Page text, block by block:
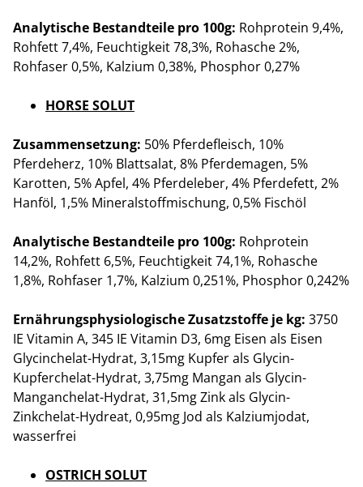
Analytische Bestandteile pro 100g: Rohprotein 9,4%,
Rohfett 7,4%, Feuchtigkeit 78,3%, Rohasche 2%,
Rohfaser 0,5%, Kalzium 0,38%, Phosphor 0,27%
HORSE SOLUT
Zusammensetzung: 50% Pferdefleisch, 10%
Pferdeherz, 10% Blattsalat, 8% Pferdemagen, 5%
Karotten, 5% Apfel, 4% Pferdeleber, 4% Pferdefett, 2%
Hanföl, 1,5% Mineralstoffmischung, 0,5% Fischöl
Analytische Bestandteile pro 100g: Rohprotein
14,2%, Rohfett 6,5%, Feuchtigkeit 74,1%, Rohasche
1,8%, Rohfaser 1,7%, Kalzium 0,251%, Phosphor 0,242%
Ernährungsphysiologische Zusatzstoffe je kg: 3750
IE Vitamin A, 345 IE Vitamin D3, 6mg Eisen als Eisen
Glycinchelat-Hydrat, 3,15mg Kupfer als Glycin-
Kupferchelat-Hydrat, 3,75mg Mangan als Glycin-
Manganchelat-Hydrat, 31,5mg Zink als Glycin-
Zinkchelat-Hydreat, 0,95mg Jod als Kalziumjodat,
wasserfrei
OSTRICH SOLUT